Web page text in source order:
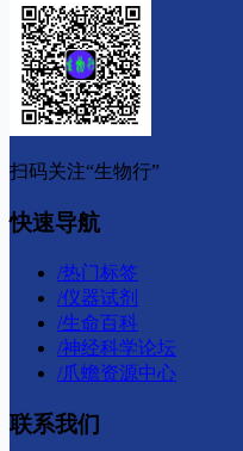
扫码关注“生物行”
快速导航
/热门标签
/仪器试剂
/生命百科
/神经科学论坛
/爪蟾资源中心
联系我们